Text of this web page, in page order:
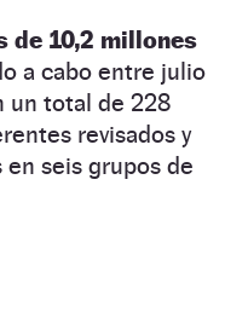
de 10,2 millones
a cabo entre julio
un total de 228
revisados y
seis grupos de